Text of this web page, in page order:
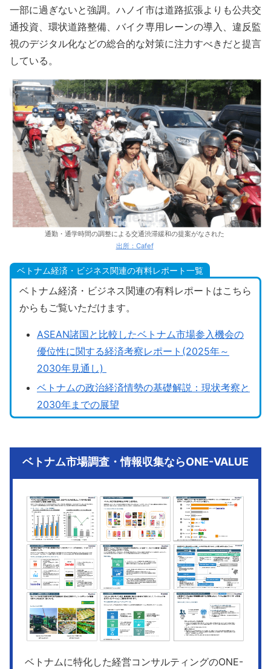
一部に過ぎないと強調。ハノイ市は道路拡張よりも公共交
通投資、環状道路整備、バイク専用レーンの導入、違反監
視のデジタル化などの総合的な対策に注力すべきだと提言
している。
通勤・通学時間の調整による交通渋滞緩和の提案がなされた
出所：Cafef
ベトナム経済・ビジネス関連の有料レポート一覧
ベトナム経済・ビジネス関連の有料レポートはこちら
からもご覧いただけます。
ASEAN諸国と比較したベトナム市場参入機会の
優位性に関する経済考察レポート(2025年～
2030年見通し)
ベトナムの政治経済情勢の基礎解説：現状考察と
2030年までの展望
ベトナム市場調査・情報収集ならONE-VALUE
ベトナムに特化した経営コンサルティングのONE-